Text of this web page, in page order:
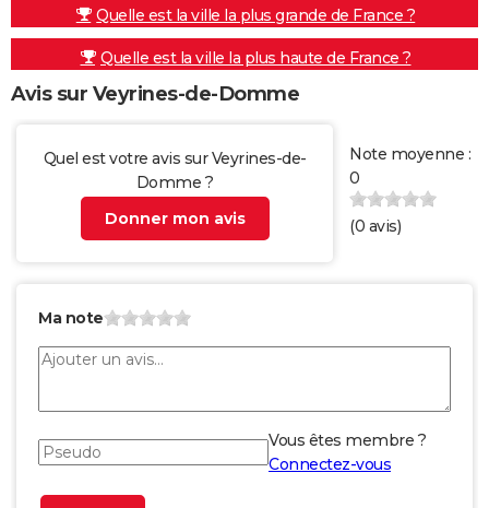
Quelle est la ville la plus grande de France ?
Quelle est la ville la plus haute de France ?
Avis sur Veyrines-de-Domme
Quel est votre avis sur Veyrines-de-
Domme ?
Donner mon avis
Note moyenne :
0
(0 avis)
Ma note
Vous êtes membre ?
Connectez-vous